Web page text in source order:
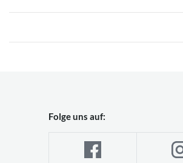
Folge uns auf: